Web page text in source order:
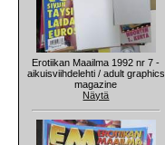
Erotiikan Maailma 1992 nr 7 -
aikuisviihdelehti / adult graphics
magazine
Näytä